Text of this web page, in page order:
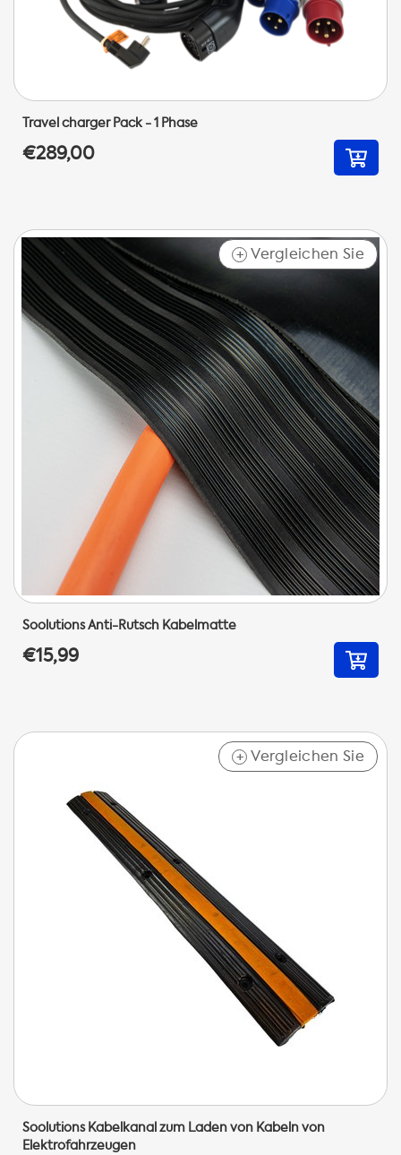
Travel charger Pack - 1 Phase
€289,00
+ Vergleichen Sie
Soolutions Anti-Rutsch Kabelmatte
€15,99
+ Vergleichen Sie
Soolutions Kabelkanal zum Laden von Kabeln von
Elektrofahrzeugen